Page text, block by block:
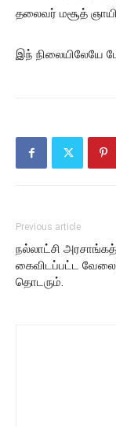
தலைவர் மசூத்
இந் நிலையிலேயே
Previous article
நல்லாட்சி
கைவிடப்பட்ட
தொடரும்.